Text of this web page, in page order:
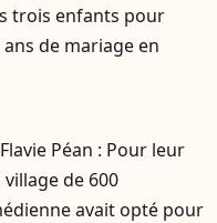
trois enfants pour
de mariage en
Péan : Pour leur
de 600
avait opté pour